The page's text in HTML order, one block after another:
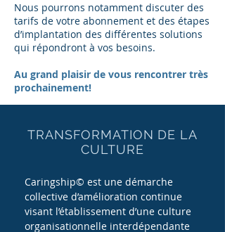
Nous pourrons notamment discuter des
tarifs de votre abonnement et des étapes
d’implantation des différentes solutions
qui répondront à vos besoins.
Au grand plaisir de vous rencontrer très
prochainement!
TRANSFORMATION DE LA
CULTURE
Caringship© est une démarche
collective d’amélioration continue
visant l’établissement d’une culture
organisationnelle interdépendante